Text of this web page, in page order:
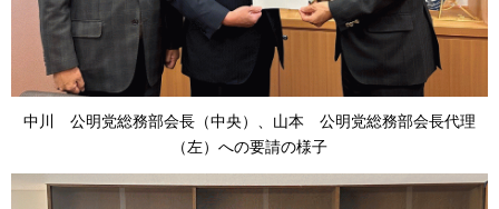
中川 公明党総務部会長（中央）、山本 公明党総務部会長代理
（左）への要請の様子